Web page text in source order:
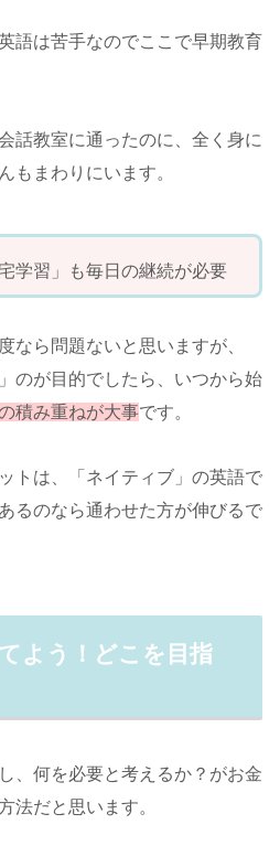
語は苦手なのでここで早期教育
話教室に通ったのに、全く身に
もまわりにいます。
学習」も毎日の継続が必要
なら問題ないと思いますが、
のが目的でしたら、いつから始
積み重ねが大事です。
トは、「ネイティブ」の英語で
るのなら通わせた方が伸びるで
よう！どこを目指
、何を必要と考えるか？がお金
法だと思います。